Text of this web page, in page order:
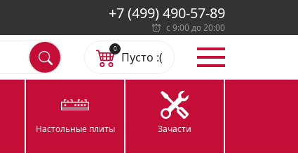
+7 (499) 490-57-89
с 9:00 до 20:00
Пусто :(
0
Настольные плиты Зачасти